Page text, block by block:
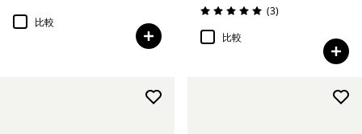
比較
評価: 5.0 / 5
(3レビュー
)
比較